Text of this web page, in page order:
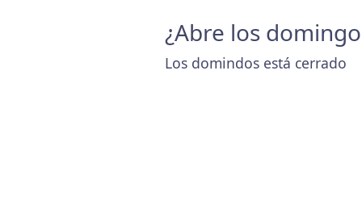
¿Abre los
Los domindos está cerrado